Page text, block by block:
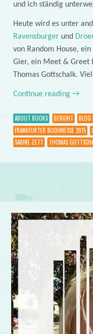
und ich ständig
Heute wird es unter
Ravensburgerund
von Random House,
Gier, ein Meet & Greet
Thomas Gottschalk.
Continue reading →
ABOUT BOOKS BERICHT BLOG
FRANKFURTER BUCHMESSE 2015
SABINE ZETT
THOMAS
Post